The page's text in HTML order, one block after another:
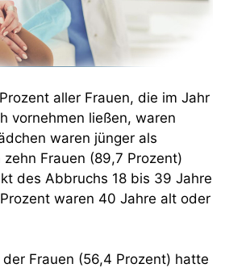
aller Frauen, die im Jahr
vornehmen ließen, waren
waren jünger als
zehn Frauen (89,7 Prozent)
des Abbruchs 18 bis 39 Jahre
waren 40 Jahre alt oder
Frauen (56,4 Prozent) hatte